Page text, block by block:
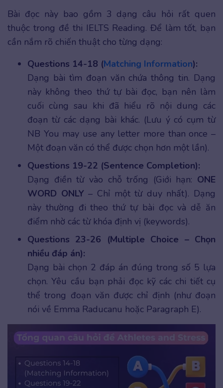
Bài đọc này bao gồm 3 dạng câu hỏi rất quen
thuộc trong đề thi IELTS Reading. Để làm tốt, bạn
cần nắm rõ chiến thuật cho từng dạng:
Questions 14-18 (Matching Information):
Dạng bài tìm đoạn văn chứa thông tin. Dạng
này không theo thứ tự bài đọc, bạn nên làm
cuối cùng sau khi đã hiểu rõ nội dung các
đoạn từ các dạng bài khác. (Lưu ý có cụm từ
NB You may use any letter more than once –
Một đoạn văn có thể được chọn hơn một lần).
Questions 19-22 (Sentence Completion):
Dạng điền từ vào chỗ trống (Giới hạn: ONE
WORD ONLY – Chỉ một từ duy nhất). Dạng
này thường đi theo thứ tự bài đọc và dễ ăn
điểm nhờ các từ khóa định vị (keywords).
Questions 23-26 (Multiple Choice – Chọn
nhiều đáp án):
Dạng bài chọn 2 đáp án đúng trong số 5 lựa
chọn. Yêu cầu bạn phải đọc kỹ các chi tiết cụ
thể trong đoạn văn được chỉ định (như đoạn
nói về Emma Raducanu hoặc Paragraph E).